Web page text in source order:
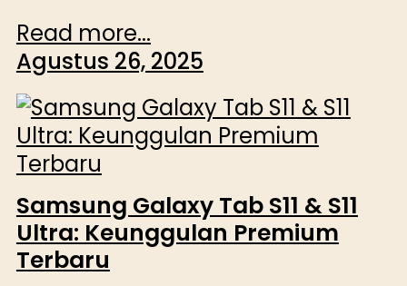
Read more...
Agustus 26, 2025
Samsung Galaxy Tab S11 & S11
Ultra: Keunggulan Premium
Terbaru